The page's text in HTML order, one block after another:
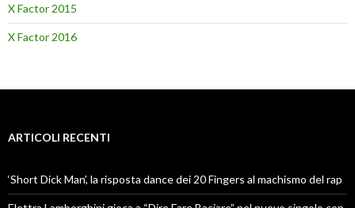
X Factor 2015
X Factor 2016
ARTICOLI RECENTI
‘Short Dick Man’, la risposta dance dei 20 Fingers al machismo del rap